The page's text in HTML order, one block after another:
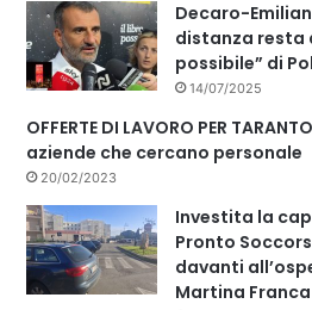
Decaro-
distanza resta
possibile” di
14/07/2025
OFFERTE DI LAVORO PER
aziende che cercano personale
20/02/2023
Investita la
Pronto
davanti
Martina Franca